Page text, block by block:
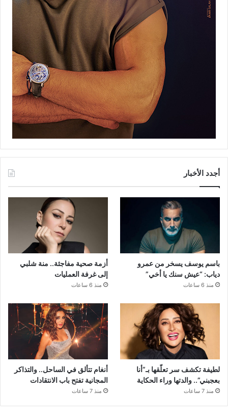
أجدد الأخبار
باسم يوسف يسخر من عمرو
دياب: “عيش سنك يا أخي”
منذ 6 ساعات
أزمة صحية مفاجئة.. منة شلبي
إلى غرفة العمليات
منذ 6 ساعات
لطيفة تكشف سر تعلّقها بـ”أنا
بعجبني”.. والدتها وراء الحكاية
منذ 7 ساعات
أنغام تتألق في الساحل.. والتذاكر
المجانية تفتح باب الانتقادات
منذ 7 ساعات